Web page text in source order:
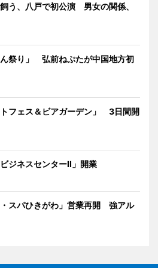
う、八戸で初公演 男女の関係、
祭り」 弘前ねぷたが中国地方初
フェス＆ビアガーデン」 3日間開
ジネスセンターII」開業
スパひきがわ」営業再開 強アル